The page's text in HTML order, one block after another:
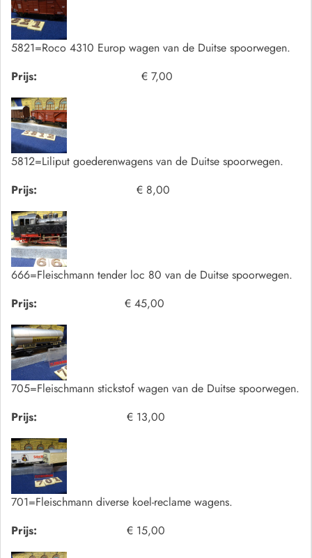
5821=Roco 4310 Europ wagen van de Duitse spoorwegen.
Prijs:
€ 7,00
5812=Liliput goederenwagens van de Duitse spoorwegen.
Prijs:
€ 8,00
666=Fleischmann tender loc 80 van de Duitse spoorwegen.
Prijs:
€ 45,00
705=Fleischmann stickstof wagen van de Duitse spoorwegen.
Prijs:
€ 13,00
701=Fleischmann diverse koel-reclame wagens.
Prijs:
€ 15,00